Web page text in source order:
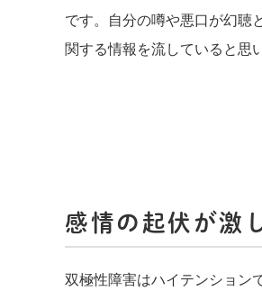
です。自分の噂や悪口が幻聴
関する情報を流していると思
感情の起伏が激
双極性障害はハイテンション